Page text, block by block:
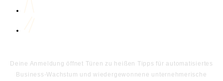
Deine Anmeldung öffnet Türen zu heißen Tipps für automatisiertes
Business-Wachstum und wiedergewonnene unternehmerische